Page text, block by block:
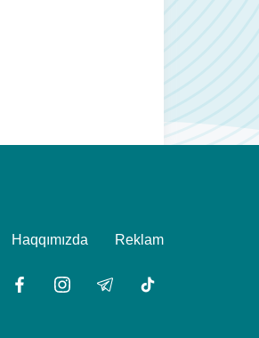
Haqqımızda Reklam